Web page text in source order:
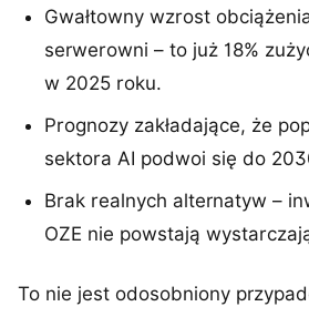
Gwałtowny wzrost
serwerowni – to już 18%
w 2025 roku.
Prognozy zakładające, że
sektora AI podwoi się do
Brak realnych alternatyw –
OZE nie powstają
To nie jest odosobniony